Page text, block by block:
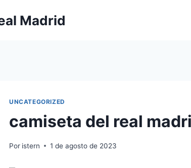
Madrid
UNCATEGORIZED
camiseta del real
Por istern 1 de agosto de 2023